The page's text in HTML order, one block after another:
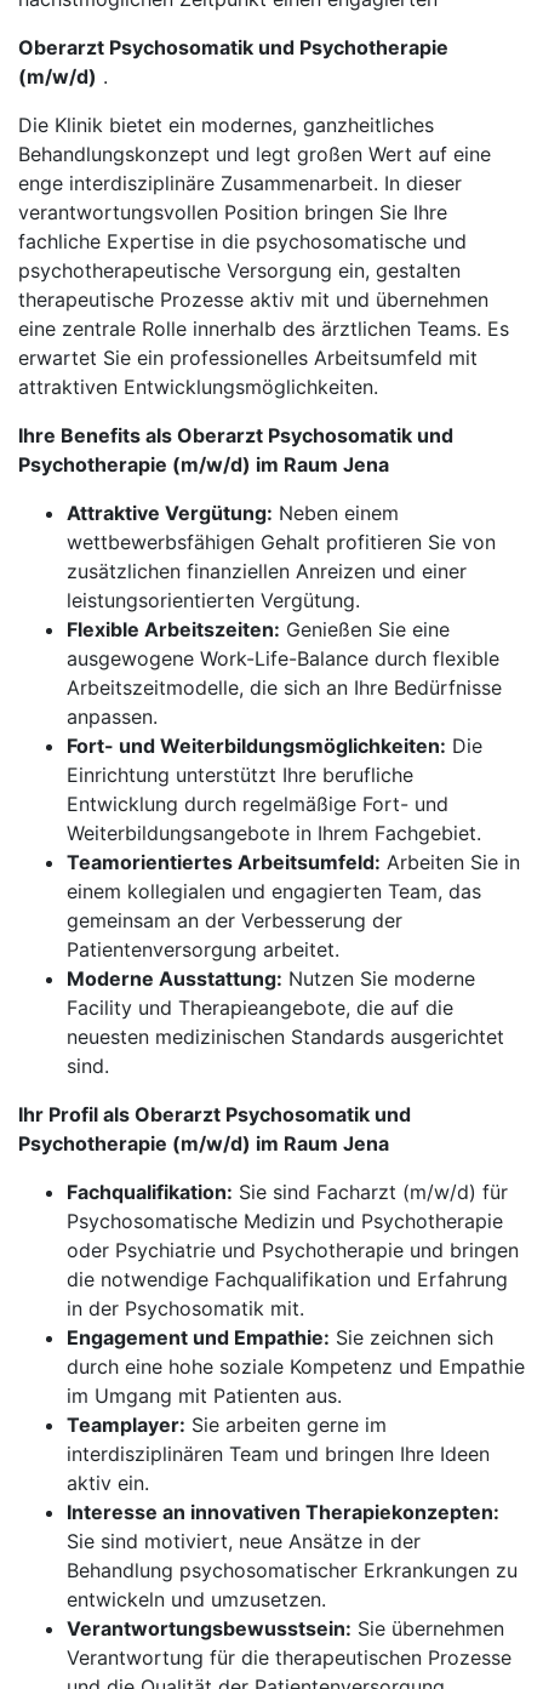
Oberarzt Psychosomatik und Psychotherapie
(m/w/d) .
Die Klinik bietet ein modernes, ganzheitliches
Behandlungskonzept und legt großen Wert auf eine
enge interdisziplinäre Zusammenarbeit. In dieser
verantwortungsvollen Position bringen Sie Ihre
fachliche Expertise in die psychosomatische und
psychotherapeutische Versorgung ein, gestalten
therapeutische Prozesse aktiv mit und übernehmen
eine zentrale Rolle innerhalb des ärztlichen Teams. Es
erwartet Sie ein professionelles Arbeitsumfeld mit
attraktiven Entwicklungsmöglichkeiten.
Ihre Benefits als Oberarzt Psychosomatik und
Psychotherapie (m/w/d) im Raum Jena
Attraktive Vergütung: Neben einem
wettbewerbsfähigen Gehalt profitieren Sie von
zusätzlichen finanziellen Anreizen und einer
leistungsorientierten Vergütung.
Flexible Arbeitszeiten: Genießen Sie eine
ausgewogene Work-Life-Balance durch flexible
Arbeitszeitmodelle, die sich an Ihre Bedürfnisse
anpassen.
Fort- und Weiterbildungsmöglichkeiten: Die
Einrichtung unterstützt Ihre berufliche
Entwicklung durch regelmäßige Fort- und
Weiterbildungsangebote in Ihrem Fachgebiet.
Teamorientiertes Arbeitsumfeld: Arbeiten Sie in
einem kollegialen und engagierten Team, das
gemeinsam an der Verbesserung der
Patientenversorgung arbeitet.
Moderne Ausstattung: Nutzen Sie moderne
Facility und Therapieangebote, die auf die
neuesten medizinischen Standards ausgerichtet
sind.
Ihr Profil als Oberarzt Psychosomatik und
Psychotherapie (m/w/d) im Raum Jena
Fachqualifikation: Sie sind Facharzt (m/w/d) für
Psychosomatische Medizin und Psychotherapie
oder Psychiatrie und Psychotherapie und bringen
die notwendige Fachqualifikation und Erfahrung
in der Psychosomatik mit.
Engagement und Empathie: Sie zeichnen sich
durch eine hohe soziale Kompetenz und Empathie
im Umgang mit Patienten aus.
Teamplayer: Sie arbeiten gerne im
interdisziplinären Team und bringen Ihre Ideen
aktiv ein.
Interesse an innovativen Therapiekonzepten:
Sie sind motiviert, neue Ansätze in der
Behandlung psychosomatischer Erkrankungen zu
entwickeln und umzusetzen.
Verantwortungsbewusstsein: Sie übernehmen
Verantwortung für die therapeutischen Prozesse